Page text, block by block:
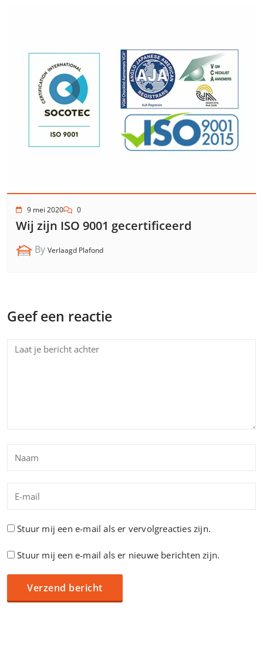
9 mei 2020 0
Wij zijn ISO 9001 gecertificeerd
By Verlaagd Plafond
Geef een reactie
Stuur mij een e-mail als er vervolgreacties zijn.
Stuur mij een e-mail als er nieuwe berichten zijn.